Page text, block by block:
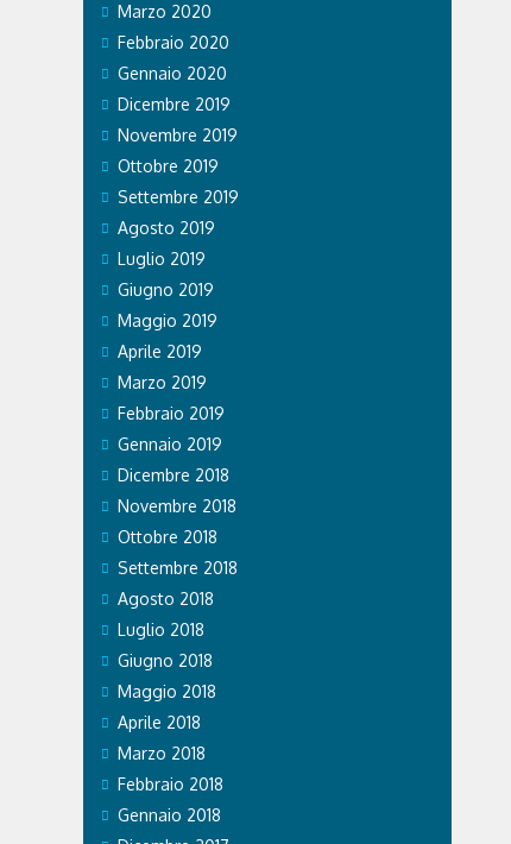
Marzo 2020
Febbraio 2020
Gennaio 2020
Dicembre 2019
Novembre 2019
Ottobre 2019
Settembre 2019
Agosto 2019
Luglio 2019
Giugno 2019
Maggio 2019
Aprile 2019
Marzo 2019
Febbraio 2019
Gennaio 2019
Dicembre 2018
Novembre 2018
Ottobre 2018
Settembre 2018
Agosto 2018
Luglio 2018
Giugno 2018
Maggio 2018
Aprile 2018
Marzo 2018
Febbraio 2018
Gennaio 2018